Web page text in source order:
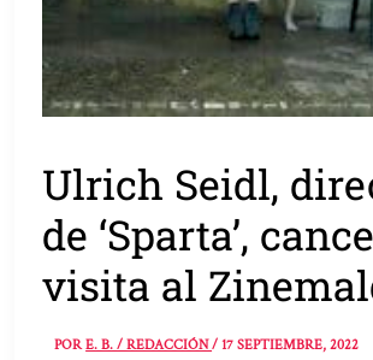
Ulrich Seidl,
de ‘Sparta’,
visita al
PORE. B. / REDACCIÓN/17 SEPTIEMBRE, 2022